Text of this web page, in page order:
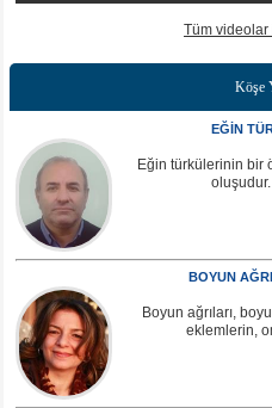
Tüm videolar
Köşe
EĞİN
Eğin türkülerinin bir
BOYUN
Boyun ağrıları,
eklemlerin,